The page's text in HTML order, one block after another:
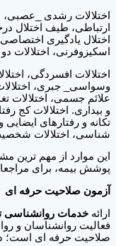
اختلالات رشدی _عصبی،
ارتباطی، طیف اختلال
اختلال یادگیری
اسکیزوفرنی، اختلالات
اختلالات افسردگی،
وسواسی_ جبری،
علائم جسمی، اختلالات
و بیداری. اختلالات کج
تکانه و رفتارهای
شناسی، اختلالات
این موارد از مهم
پوشش‌ بیمه، برای
آزمون صلاحیت حرفه ای
ارائه خدمات روانشناسی
فعالیت روانشناسان و
صلاحیت حرفه ای است؛